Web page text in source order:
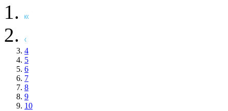
4
5
6
7
8
9
10